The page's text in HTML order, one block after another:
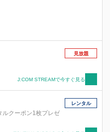
見放題
J:COM STREAMで今すぐ見る
ルクーポン1枚プレゼ
レンタル